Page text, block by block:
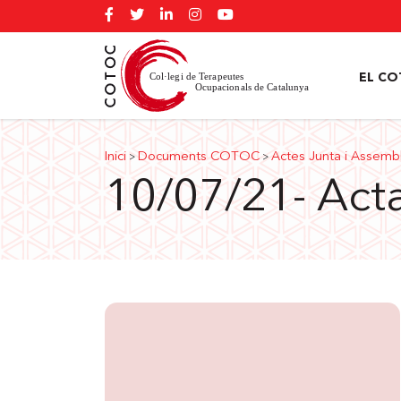
EL
Inici > Documents COTOC > Actes Junta i
10/07/21-